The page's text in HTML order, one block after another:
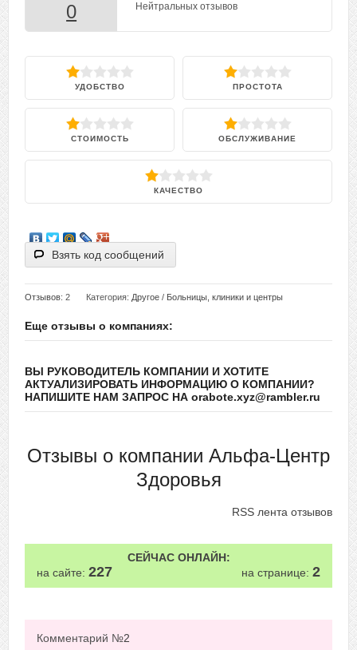
0 Нейтральных отзывов
УДОБСТВО ПРОСТОТА
СТОИМОСТЬ ОБСЛУЖИВАНИЕ
КАЧЕСТВО
Взять код сообщений
Отзывов: 2 Категория: Другое / Больницы, клиники и центры
Еще отзывы о компаниях:
ВЫ РУКОВОДИТЕЛЬ КОМПАНИИ И ХОТИТЕ
АКТУАЛИЗИРОВАТЬ ИНФОРМАЦИЮ О КОМПАНИИ?
НАПИШИТЕ НАМ ЗАПРОС НА orabote.xyz@rambler.ru
Отзывы о компании Альфа-Центр
Здоровья
RSS лента отзывов
СЕЙЧАС ОНЛАЙН:
на сайте: 227 на странице: 2
Комментарий №2